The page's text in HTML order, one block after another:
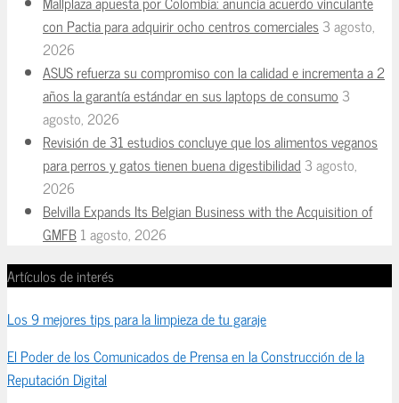
con Pactia para adquirir ocho centros comerciales3 agosto,
2026
ASUS refuerza su compromiso con la calidad e incrementa a 2
años la garantía estándar en sus laptops de consumo 3
agosto, 2026
Revisión de 31 estudios concluye que los alimentos veganos
para perros y gatos tienen buena digestibilidad 3 agosto,
2026
Belvilla Expands Its Belgian Business with the Acquisition of
GMFB1 agosto, 2026
Artículos de interés
Los 9 mejores tips para la limpieza de tu garaje
El Poder de los Comunicados de Prensa en la Construcción de la
Reputación Digital